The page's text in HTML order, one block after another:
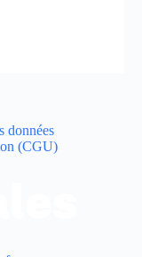
données
(CGU)